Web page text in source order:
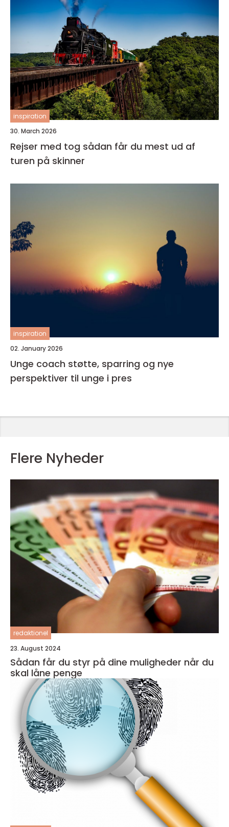
inspiration
30. March 2026
Rejser med tog sådan får du mest ud af
turen på skinner
inspiration
02. January 2026
Unge coach støtte, sparring og nye
perspektiver til unge i pres
Flere Nyheder
redaktionel
23. August 2024
Sådan får du styr på dine muligheder når du
skal låne penge